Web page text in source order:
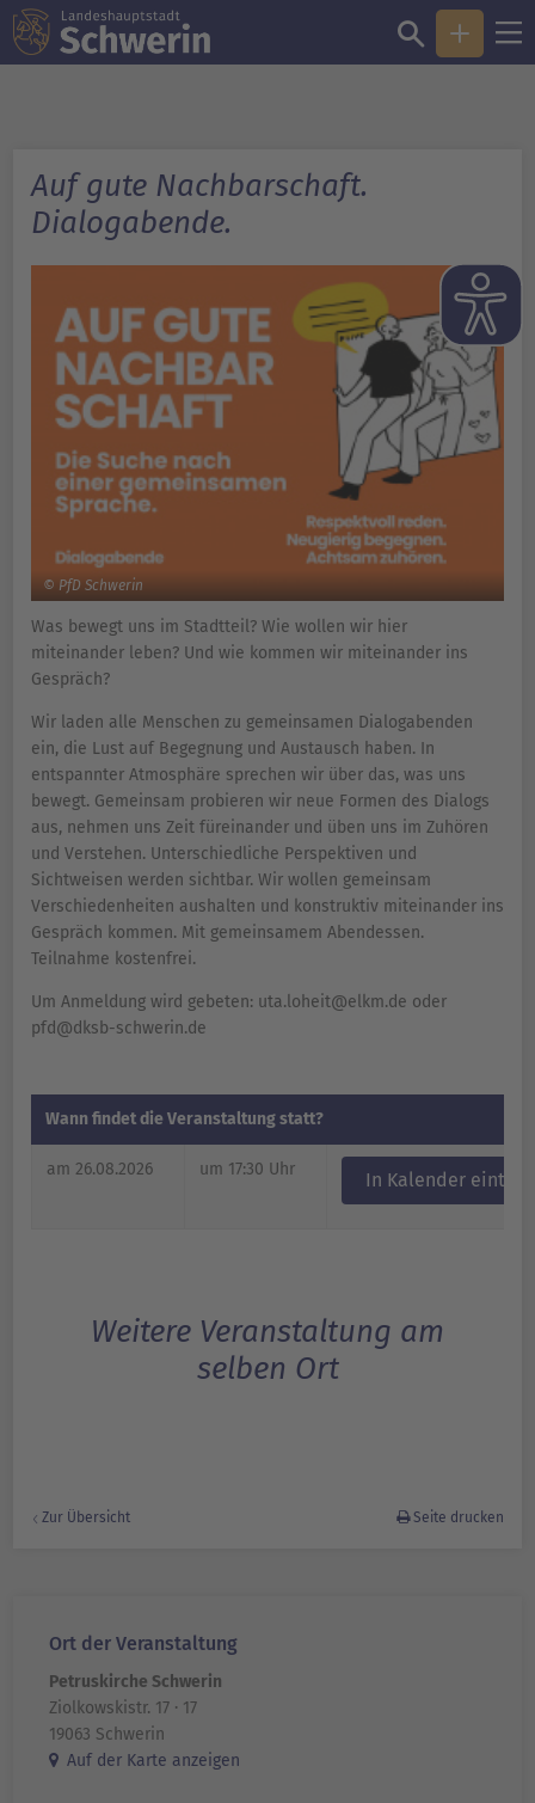
Auf gute Nachbarschaft.
Dialogabende.
© PfD Schwerin
Was bewegt uns im Stadtteil? Wie wollen wir hier
miteinander leben? Und wie kommen wir miteinander ins
Gespräch?
Wir laden alle Menschen zu gemeinsamen Dialogabenden
ein, die Lust auf Begegnung und Austausch haben. In
entspannter Atmosphäre sprechen wir über das, was uns
bewegt. Gemeinsam probieren wir neue Formen des Dialogs
aus, nehmen uns Zeit füreinander und üben uns im Zuhören
und Verstehen. Unterschiedliche Perspektiven und
Sichtweisen werden sichtbar. Wir wollen gemeinsam
Verschiedenheiten aushalten und konstruktiv miteinander ins
Gespräch kommen. Mit gemeinsamem Abendessen.
Teilnahme kostenfrei.
Um Anmeldung wird gebeten: uta.loheit@elkm.de oder
pfd@dksb-schwerin.de
Wann findet die Veranstaltung statt?
am 26.08.2026 um 17:30 Uhr In Kalender
Weitere Veranstaltung am
selben Ort
Zur Übersicht Seite drucken
Ort der Veranstaltung
Petruskirche Schwerin
Ziolkowskistr. 17 · 17
19063 Schwerin
Auf der Karte anzeigen